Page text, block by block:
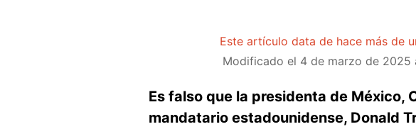
Este artículo data de hace más de
Modificado el 4 de marzo de 2025
Es falso que la presidenta de México,
mandatario estadounidense, Donald